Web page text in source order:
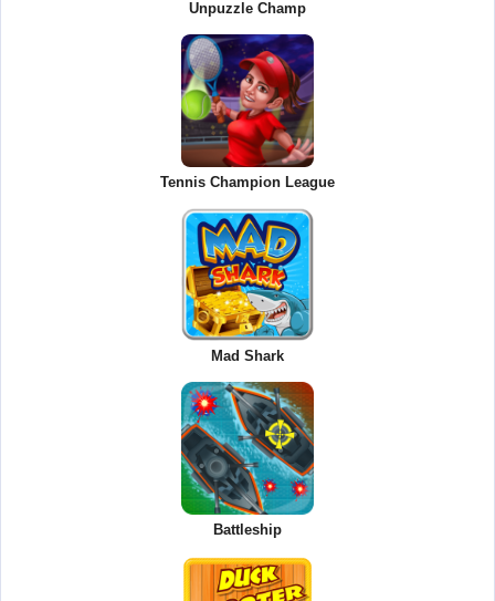
Unpuzzle Champ
Tennis Champion League
Mad Shark
Battleship